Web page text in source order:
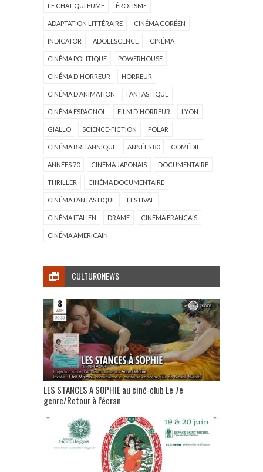
LE CHAT QUI FUME ÉROTISME
ADAPTATION LITTÉRAIRE CINÉMA CORÉEN
INDICATOR ADOLESCENCE CINÉMA
CINÉMA POLITIQUE POWERHOUSE
CINÉMA D'HORREUR HORREUR
CINÉMA D'ANIMATION FANTASTIQUE
CINÉMA ESPAGNOL FILM D'HORREUR LYON
GIALLO SCIENCE-FICTION POLAR
CINÉMA BRITANNIQUE ANNÉES 80 COMÉDIE
ANNÉES 70 CINÉMA JAPONAIS DOCUMENTAIRE
THRILLER CINÉMA DOCUMENTAIRE
CINÉMA FANTASTIQUE FESTIVAL
CINÉMA ITALIEN DRAME CINÉMA FRANÇAIS
CINÉMA AMERICAIN
CULTURONEWS
LES STANCES A SOPHIE au ciné-club Le 7e
genre/Retour à l’écran